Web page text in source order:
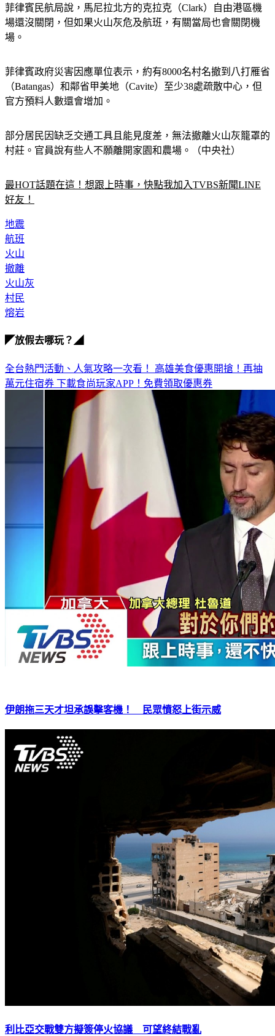
菲律賓民航局說，馬尼拉北方的克拉克（Clark）自由港區機
場還沒關閉，但如果火山灰危及航班，有關當局也會關閉機
場。
菲律賓政府災害因應單位表示，約有8000名村名撤到八打雁省
（Batangas）和鄰省甲美地（Cavite）至少38處疏散中心，但
官方預料人數還會增加。
部分居民因缺乏交通工具且能見度差，無法撤離火山灰籠罩的
村莊。官員說有些人不願離開家園和農場。（中央社）
最HOT話題在這！想跟上時事，快點我加入TVBS新聞LINE
好友！
地震
航班
火山
撤離
火山灰
村民
熔岩
◤放假去哪玩？◢
全台熱門活動、人氣攻略一次看！ 高雄美食優惠開搶！再抽
萬元住宿券 下載食尚玩家APP！免費領取優惠券
伊朗拖三天才坦承誤擊客機！ 民眾憤怒上街示威
利比亞交戰雙方擬簽停火協議 可望終結戰亂